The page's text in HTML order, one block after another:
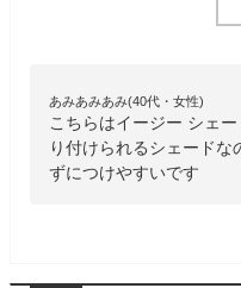
あみあみあみ(40代・女性)
こちらはイージー シェ
り付けられるシェード
ずにつけやすいです